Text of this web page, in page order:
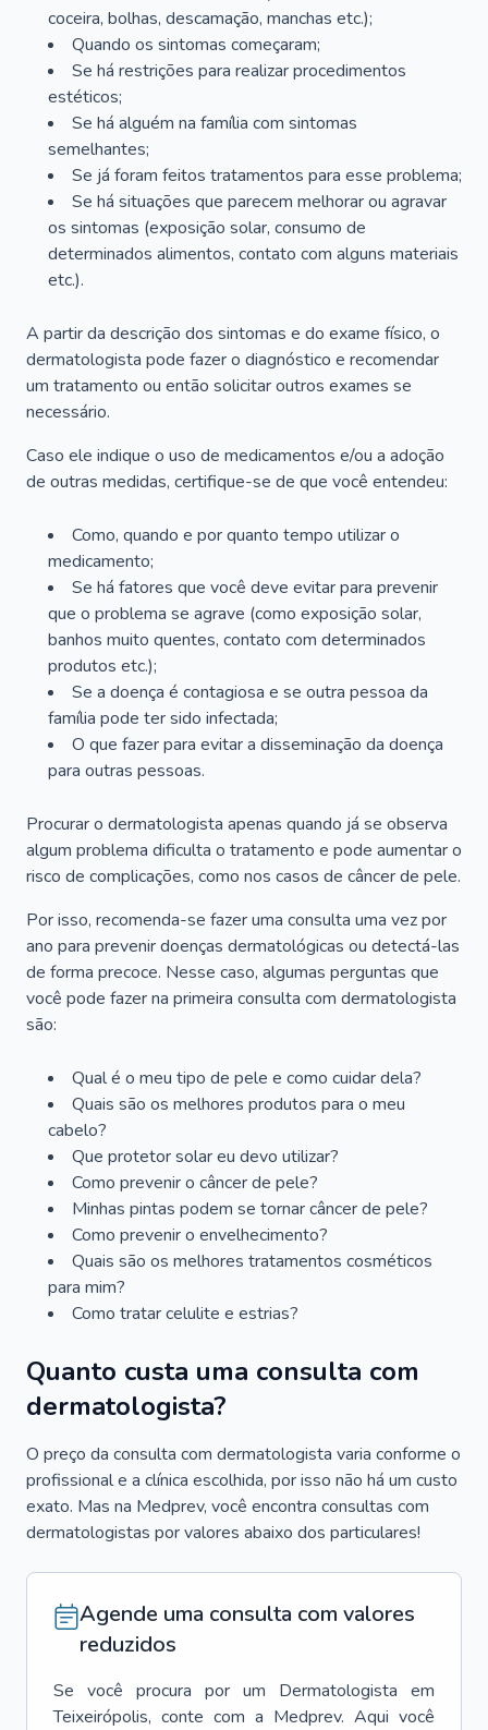
coceira, bolhas, descamação, manchas etc.);
Quando os sintomas começaram;
Se há restrições para realizar procedimentos
estéticos;
Se há alguém na família com sintomas
semelhantes;
Se já foram feitos tratamentos para esse problema;
Se há situações que parecem melhorar ou agravar
os sintomas (exposição solar, consumo de
determinados alimentos, contato com alguns materiais
etc.).
A partir da descrição dos sintomas e do exame físico, o
dermatologista pode fazer o diagnóstico e recomendar
um tratamento ou então solicitar outros exames se
necessário.
Caso ele indique o uso de medicamentos e/ou a adoção
de outras medidas, certifique-se de que você entendeu:
Como, quando e por quanto tempo utilizar o
medicamento;
Se há fatores que você deve evitar para prevenir
que o problema se agrave (como exposição solar,
banhos muito quentes, contato com determinados
produtos etc.);
Se a doença é contagiosa e se outra pessoa da
família pode ter sido infectada;
O que fazer para evitar a disseminação da doença
para outras pessoas.
Procurar o dermatologista apenas quando já se observa
algum problema dificulta o tratamento e pode aumentar o
risco de complicações, como nos casos de câncer de pele.
Por isso, recomenda-se fazer uma consulta uma vez por
ano para prevenir doenças dermatológicas ou detectá-las
de forma precoce. Nesse caso, algumas perguntas que
você pode fazer na primeira consulta com dermatologista
são:
Qual é o meu tipo de pele e como cuidar dela?
Quais são os melhores produtos para o meu
cabelo?
Que protetor solar eu devo utilizar?
Como prevenir o câncer de pele?
Minhas pintas podem se tornar câncer de pele?
Como prevenir o envelhecimento?
Quais são os melhores tratamentos cosméticos
para mim?
Como tratar celulite e estrias?
Quanto custa uma consulta com
dermatologista?
O preço da consulta com dermatologista varia conforme o
profissional e a clínica escolhida, por isso não há um custo
exato. Mas na Medprev, você encontra consultas com
dermatologistas por valores abaixo dos particulares!
Agende uma consulta com valores
reduzidos
Se você procura por um Dermatologista em
Teixeirópolis, conte com a Medprev. Aqui você